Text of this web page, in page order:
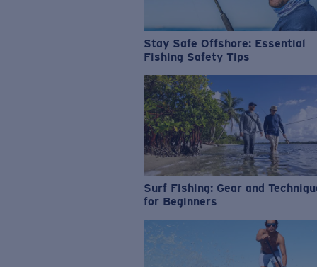
Stay Safe Offshore: Essential
Fishing Safety Tips
Surf Fishing: Gear and
for Beginners